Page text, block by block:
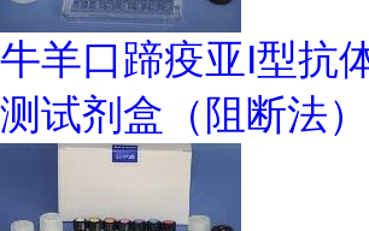
牛羊口蹄疫亚I型抗
测试剂盒（阻断法）